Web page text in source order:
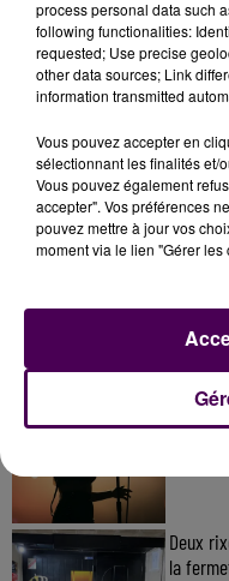
À LA UNE
Kids !
Deux
la
process personal data such
following functionalities:
requested; Use precise
other data sources; Link
information transmitted
Vous pouvez accepter en
sélectionnant les finalités et/
Vous pouvez également
accepter". Vos préférences
pouvez mettre à jour vos
moment via le lien "Gérer